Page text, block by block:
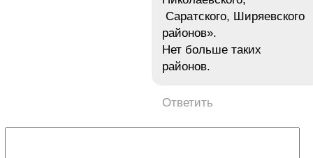
Саратского, Ширяевского
районов».
Нет больше таких
районов.
Ответить